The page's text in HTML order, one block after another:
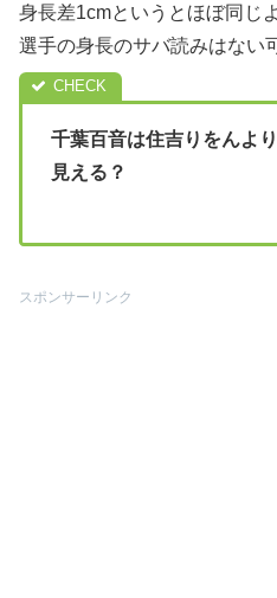
身長差1cmというとほぼ同じ
選手の身長のサバ読みはない
千葉百音は住吉りをんよ
見える？
スポンサーリンク